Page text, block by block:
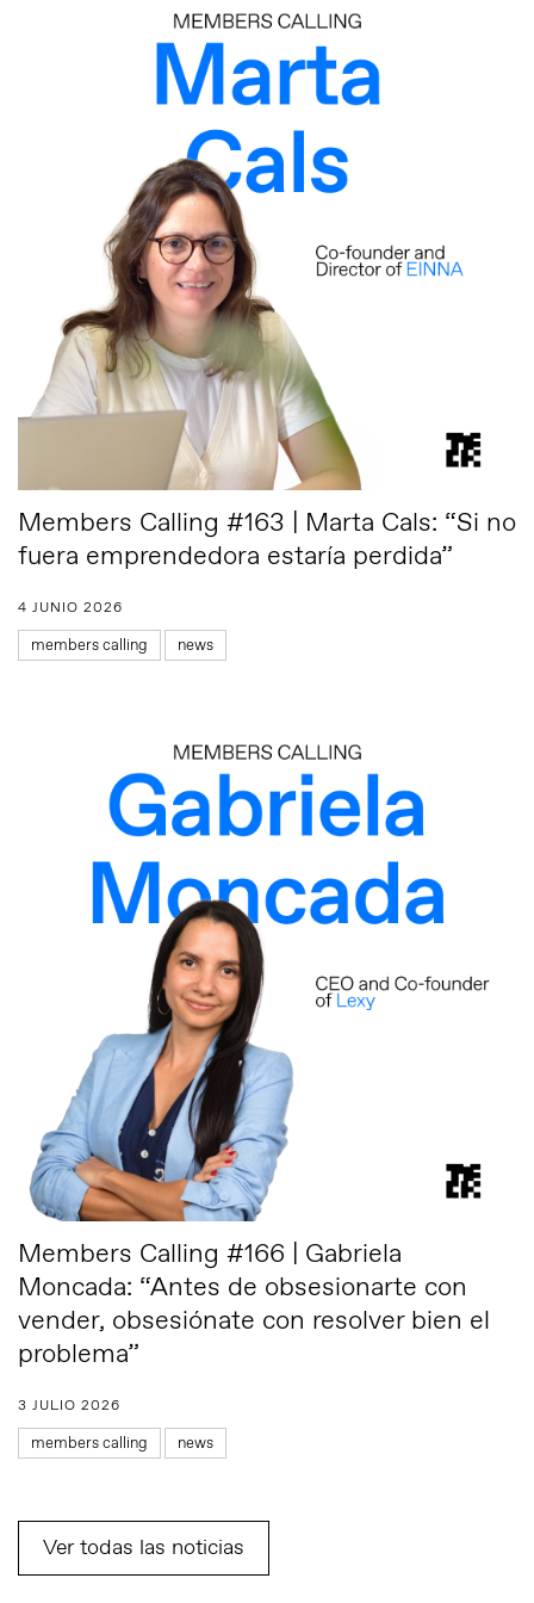
Members Calling #163 | Marta Cals: “Si no
fuera emprendedora estaría perdida”
4 JUNIO 2026
members calling news
Members Calling #166 | Gabriela
Moncada: “Antes de obsesionarte con
vender, obsesiónate con resolver bien el
problema”
3 JULIO 2026
members calling news
Ver todas las noticias